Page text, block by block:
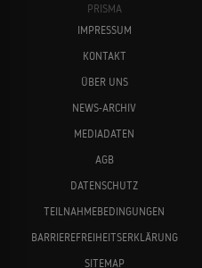
PRISMA
IMPRESSUM
KONTAKT
ÜBER UNS
NEWS-ARCHIV
MEDIADATEN
AGB
DATENSCHUTZ
TEILNAHMEBEDINGUNGEN
BARRIEREFREIHEITSERKLÄRUNG
SITEMAP